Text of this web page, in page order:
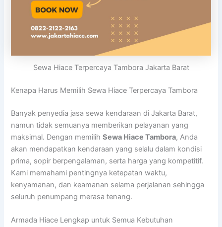
Sewa Hiace Terpercaya Tambora Jakarta Barat
Kenapa Harus Memilih Sewa Hiace Terpercaya Tambora
Banyak penyedia jasa sewa kendaraan di Jakarta Barat,
namun tidak semuanya memberikan pelayanan yang
maksimal. Dengan memilihSewa Hiace Tambora, Anda
akan mendapatkan kendaraan yang selalu dalam kondisi
prima, sopir berpengalaman, serta harga yang kompetitif.
Kami memahami pentingnya ketepatan waktu,
kenyamanan, dan keamanan selama perjalanan sehingga
seluruh penumpang merasa tenang.
Armada Hiace Lengkap untuk Semua Kebutuhan